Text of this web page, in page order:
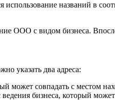
использование названий в
ООО с видом бизнеса.
указать два адреса:
может совпадать с местом
ведения бизнеса, который